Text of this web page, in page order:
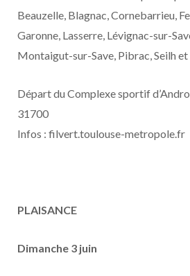
Beauzelle, Blagnac, Cornebarrieu,
Garonne, Lasserre, Lévignac-sur-
Montaigut-sur-Save, Pibrac, Seilh et
Départ du Complexe sportif
31700
Infos : filvert.toulouse-metropole.fr
PLAISANCE
Dimanche 3 juin